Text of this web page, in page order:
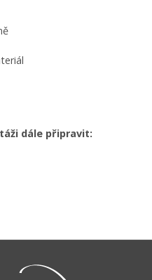
dále připravit: